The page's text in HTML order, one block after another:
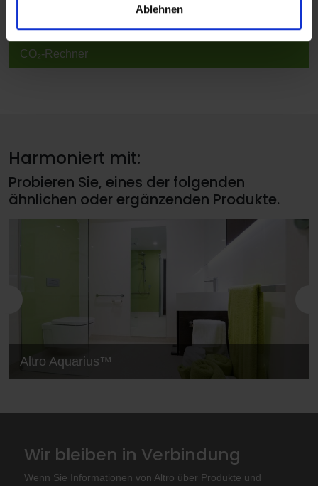
Ablehnen
CO₂-Rechner
Harmoniert mit:
Probieren Sie, eines der folgenden
ähnlichen oder ergänzenden Produkte.
Altro Aquarius™
Wir bleiben in Verbindung
Wenn Sie Informationen von Altro über Produkte und